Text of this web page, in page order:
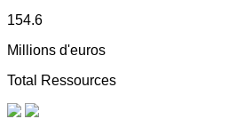
154.6
Millions d'euros
Total Ressources